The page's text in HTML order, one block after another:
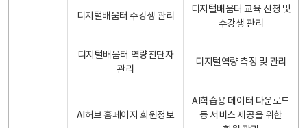
디지털배움터 수강생 관리
디지털배움터 교육 신청 및
수강생 관리
디지털배움터 역량진단자
관리
디지털역량 측정 및 관리
AI허브 홈페이지 회원정보
AI학습용 데이터 다운로드
등 서비스 제공을 위한